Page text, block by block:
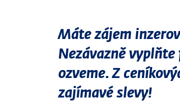
Máte zájem
Nezávazně
ozveme. Z
zajímavé slevy!